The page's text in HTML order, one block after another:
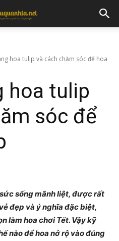
hoa tulip và cách chăm sóc để hoa
hoa tulip
sóc để
sống mãnh liệt, được rất
đẹp và ý nghĩa đặc biệt,
làm hoa chơi Tết. Vậy kỹ
nào để hoa nở rộ vào đúng